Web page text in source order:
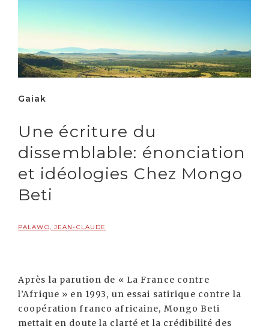
Gaiak
Une écriture du
dissemblable: énonciation
et idéologies Chez Mongo
Beti
PALAWO, JEAN-CLAUDE
Après la parution de « La France contre
l’Afrique » en 1993, un essai satirique contre la
coopération franco africaine, Mongo Beti
mettait en doute la clarté et la crédibilité des